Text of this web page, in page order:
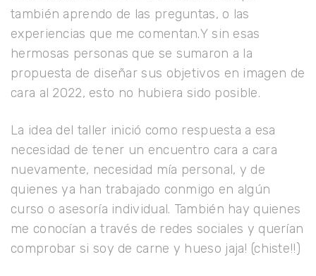
también aprendo de las preguntas, o las
experiencias que me comentan.Y sin esas
hermosas personas que se sumaron a la
propuesta de diseñar sus objetivos en imagen de
cara al 2022, esto no hubiera sido posible.⁣
La idea del taller inició como respuesta a esa
necesidad de tener un encuentro cara a cara
nuevamente, necesidad mía personal, y de
quienes ya han trabajado conmigo en algún
curso o asesoría individual. También hay quienes
me conocían a través de redes sociales y querían
comprobar si soy de carne y hueso jaja! (chiste!!)